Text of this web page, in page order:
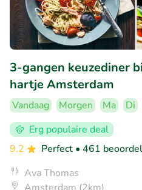
3-gangen keuzediner
hartje Amsterdam
Vandaag Morgen Ma Di
Erg populaire deal
9.2
Perfect • 461
Ava Thomas